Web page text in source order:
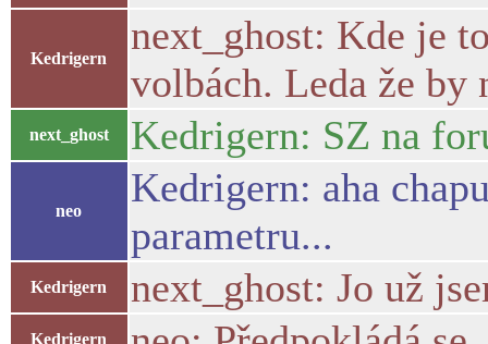
Kedrigern
next_ghost: Kde je
volbách. Leda že by
next_ghost Kedrigern: SZ na
neo
Kedrigern: aha
parametru...
Kedrigern next_ghost: Jo už
Kedrigern